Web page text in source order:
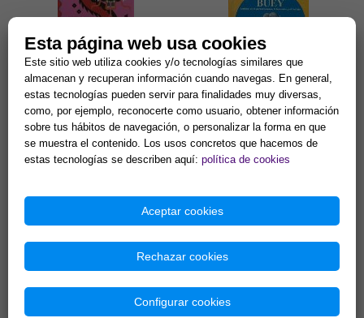
ASTROLOGÍA CHINA:
DESCIFRA EL ZODÍACO CHINO
PARA CONOCERTE Y VIVIR
MEJOR
TU SIGNO ES BUEY
Disciplinados y cordiales: ésas
son dos de las características
de las personas nacidas bajo el
Esta página web usa cookies
Este sitio web utiliza cookies y/o tecnologías similares que
almacenan y recuperan información cuando navegas. En general,
estas tecnologías pueden servir para finalidades muy diversas,
como, por ejemplo, reconocerte como usuario, obtener información
sobre tus hábitos de navegación, o personalizar la forma en que
se muestra el contenido. Los usos concretos que hacemos de
estas tecnologías se describen aquí: política de cookies
Aceptar cookies
Rechazar cookies
Configurar cookies